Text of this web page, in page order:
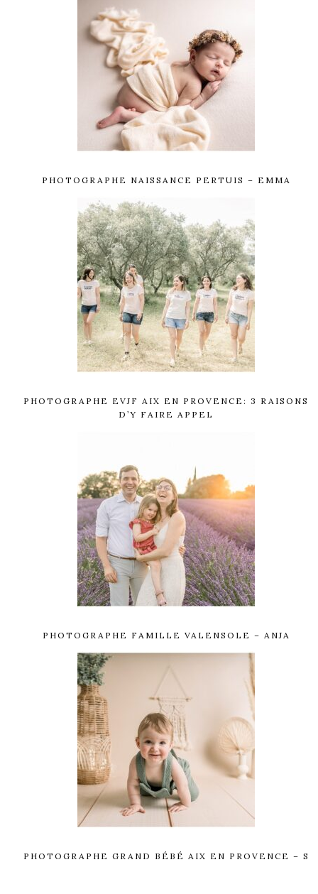
PHOTOGRAPHE NAISSANCE PERTUIS – EMMA
PHOTOGRAPHE EVJF AIX EN PROVENCE: 3 RAISONS
D’Y FAIRE APPEL
PHOTOGRAPHE FAMILLE VALENSOLE – ANJA
PHOTOGRAPHE GRAND BÉBÉ AIX EN PROVENCE – S